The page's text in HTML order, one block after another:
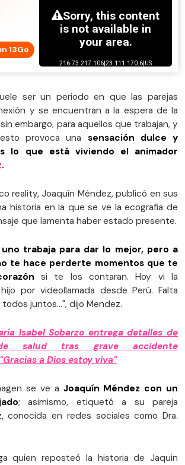
13Go
ser un periodo en que las parejas
y se encuentran a la espera de la
embargo, para aquellos que trabajan, y
provoca una sensación dulce y
lo que está viviendo el animador
.
reality, Joaquín Méndez, publicó en sus
historia en la que se ve la ecografía de
que lamenta haber estado presente.
uno trabaja para dar lo mejor, pero a
te hace perderte momentos que te
si te los contaran. Hoy vi la
por videollamada desde Perú. Falta
juntos…", dijo Mendez.
Isabel Sobarzo entrega detalles de
salud tras grave accidente
a Dios estoy viva"
se ve a Joaquín Méndez con un
; asimismo, etiquetó a su pareja
conocida en redes sociales como Dra.
quien reposteó la historia de Jaquin